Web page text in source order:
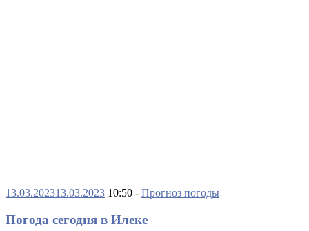
13.03.202313.03.2023 10:50 - Прогноз погоды
Погода сегодня в Илеке